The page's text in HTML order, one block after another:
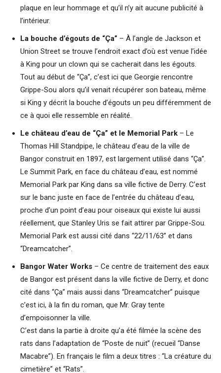
plaque en leur hommage et qu’il n’y ait aucune publicité à
l’intérieur.
La bouche d’égouts de “Ça” – À l’angle de Jackson et
Union Street se trouve l’endroit exact d’où est venue l’idée
à King pour un clown qui se cacherait dans les égouts.
Tout au début de “Ça”, c’est ici que Georgie rencontre
Grippe-Sou alors qu’il venait récupérer son bateau, même
si King y décrit la bouche d’égouts un peu différemment de
ce à quoi elle ressemble en réalité.
Le château d’eau de “Ça” et le Memorial Park – Le
Thomas Hill Standpipe, le château d’eau de la ville de
Bangor construit en 1897, est largement utilisé dans “Ça”.
Le Summit Park, en face du château d’eau, est nommé
Memorial Park par King dans sa ville fictive de Derry. C’est
sur le banc juste en face de l’entrée du château d’eau,
proche d’un point d’eau pour oiseaux qui existe lui aussi
réellement, que Stanley Uris se fait attirer par Grippe-Sou.
Memorial Park est aussi cité dans “22/11/63” et dans
“Dreamcatcher”.
Bangor Water Works – Ce centre de traitement des eaux
de Bangor est présent dans la ville fictive de Derry, et donc
cité dans “Ça” mais aussi dans “Dreamcatcher” puisque
c’est ici, à la fin du roman, que Mr. Gray tente
d’empoisonner la ville.
C’est dans la partie à droite qu’a été filmée la scène des
rats dans l’adaptation de “Poste de nuit” (recueil “Danse
Macabre”). En français le film a deux titres : “La créature du
cimetière” et “Rats”.